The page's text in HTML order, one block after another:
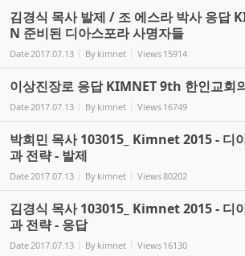
김경식 목사 발제 / 조 에스라 박사 응답
N 준비된 디아스포라 사명자들
Date 2017.07.13 By kimnet Views 15914
이상진장로 응답 KIMNET 9th 한인교회
Date 2017.07.13 By kimnet Views 16749
박희민 목사 103015_ Kimnet 2015 - 디
과 전략 - 발제
Date 2017.07.13 By kimnet Views80202
김경식 목사 103015_ Kimnet 2015 - 디
과 전략 - 응답
Date 2017.07.13 By kimnet Views 16130